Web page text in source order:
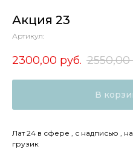
Акция 23
Артикул:
2300,00 руб. 2550,00
В
Лат 24 в сфере , с надписью ,
грузик